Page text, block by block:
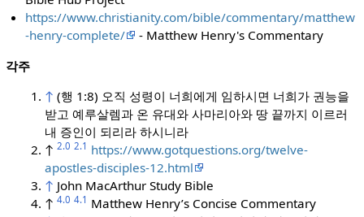
https://www.christianity.com/bible/commentary/matthew
-henry-complete/
- Matthew Henry's Commentary
각주
↑ (행 1:8) 오직 성령이 너희에게 임하시면 너희가 권능을
받고 예루살렘과 온 유대와 사마리아와 땅 끝까지 이르러
내 증인이 되리라 하시니라
↑2.0 2.1 https://www.gotquestions.org/twelve-
apostles-disciples-12.html
↑ John MacArthur Study Bible
↑4.0 4.1 Matthew Henry’s Concise Commentary